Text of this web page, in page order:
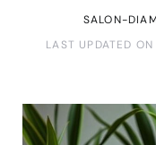
SALON-
LAST UPDATED